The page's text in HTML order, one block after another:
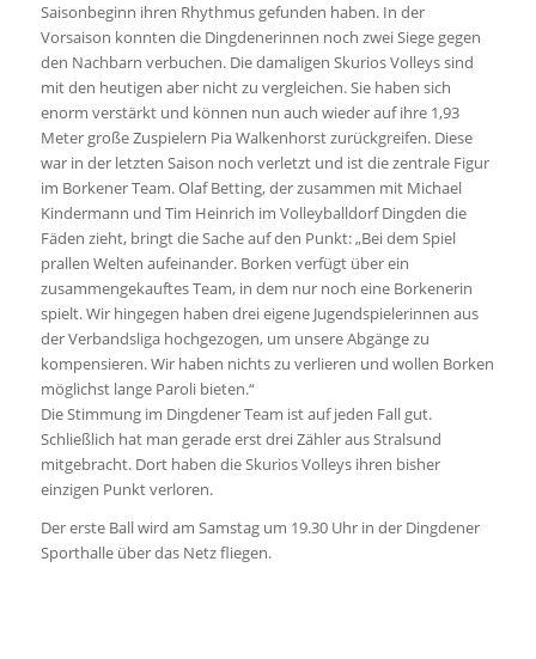
Saisonbeginn ihren Rhythmus gefunden haben. In der
Vorsaison konnten die Dingdenerinnen noch zwei Siege gegen
den Nachbarn verbuchen. Die damaligen Skurios Volleys sind
mit den heutigen aber nicht zu vergleichen. Sie haben sich
enorm verstärkt und können nun auch wieder auf ihre 1,93
Meter große Zuspielern Pia Walkenhorst zurückgreifen. Diese
war in der letzten Saison noch verletzt und ist die zentrale Figur
im Borkener Team. Olaf Betting, der zusammen mit Michael
Kindermann und Tim Heinrich im Volleyballdorf Dingden die
Fäden zieht, bringt die Sache auf den Punkt: „Bei dem Spiel
prallen Welten aufeinander. Borken verfügt über ein
zusammengekauftes Team, in dem nur noch eine Borkenerin
spielt. Wir hingegen haben drei eigene Jugendspielerinnen aus
der Verbandsliga hochgezogen, um unsere Abgänge zu
kompensieren. Wir haben nichts zu verlieren und wollen Borken
möglichst lange Paroli bieten.“
Die Stimmung im Dingdener Team ist auf jeden Fall gut.
Schließlich hat man gerade erst drei Zähler aus Stralsund
mitgebracht. Dort haben die Skurios Volleys ihren bisher
einzigen Punkt verloren.
Der erste Ball wird am Samstag um 19.30 Uhr in der Dingdener
Sporthalle über das Netz fliegen.